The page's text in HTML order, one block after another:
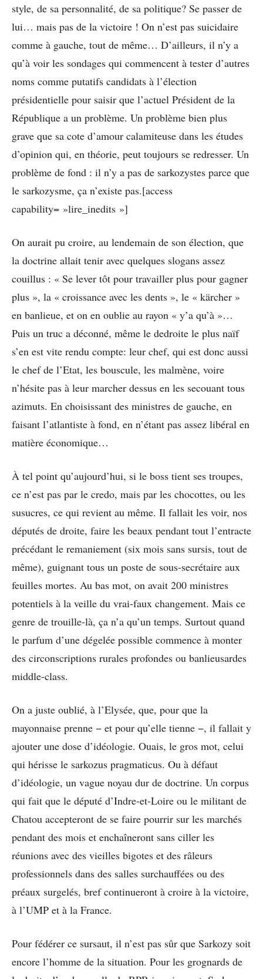
style, de sa personnalité, de sa politique? Se passer de
lui… mais pas de la victoire ! On n’est pas suicidaire
comme à gauche, tout de même… D’ailleurs, il n’y a
qu’à voir les sondages qui commencent à tester d’autres
noms comme putatifs candidats à l’élection
présidentielle pour saisir que l’actuel Président de la
République a un problème. Un problème bien plus
grave que sa cote d’amour calamiteuse dans les études
d’opinion qui, en théorie, peut toujours se redresser. Un
problème de fond : il n’y a pas de sarkozystes parce que
le sarkozysme, ça n’existe pas.[access
capability= »lire_inedits »]
On aurait pu croire, au lendemain de son élection, que
la doctrine allait tenir avec quelques slogans assez
couillus : « Se lever tôt pour travailler plus pour gagner
plus », la « croissance avec les dents », le « kärcher »
en banlieue, et on en oublie au rayon « y’a qu’à »…
Puis un truc a déconné, même le dedroite le plus naïf
s’en est vite rendu compte: leur chef, qui est donc aussi
le chef de l’Etat, les bouscule, les malmène, voire
n’hésite pas à leur marcher dessus en les secouant tous
azimuts. En choisissant des ministres de gauche, en
faisant l’atlantiste à fond, en n’étant pas assez libéral en
matière économique…
À tel point qu’aujourd’hui, si le boss tient ses troupes,
ce n’est pas par le credo, mais par les chocottes, ou les
susucres, ce qui revient au même. Il fallait les voir, nos
députés de droite, faire les beaux pendant tout l’entracte
précédant le remaniement (six mois sans sursis, tout de
même), guignant tous un poste de sous-secrétaire aux
feuilles mortes. Au bas mot, on avait 200 ministres
potentiels à la veille du vrai-faux changement. Mais ce
genre de trouille-là, ça n’a qu’un temps. Surtout quand
le parfum d’une dégelée possible commence à monter
des circonscriptions rurales profondes ou banlieusardes
middle-class.
On a juste oublié, à l’Elysée, que, pour que la
mayonnaise prenne − et pour qu’elle tienne −, il fallait y
ajouter une dose d’idéologie. Ouais, le gros mot, celui
qui hérisse le sarkozus pragmaticus. Ou à défaut
d’idéologie, un vague noyau dur de doctrine. Un corpus
qui fait que le député d’Indre-et-Loire ou le militant de
Chatou accepteront de se faire pourrir sur les marchés
pendant des mois et enchaîneront sans ciller les
réunions avec des vieilles bigotes et des râleurs
professionnels dans des salles surchauffées ou des
préaux surgelés, bref continueront à croire à la victoire,
à l’UMP et à la France.
Pour fédérer ce sursaut, il n’est pas sûr que Sarkozy soit
encore l’homme de la situation. Pour les grognards de